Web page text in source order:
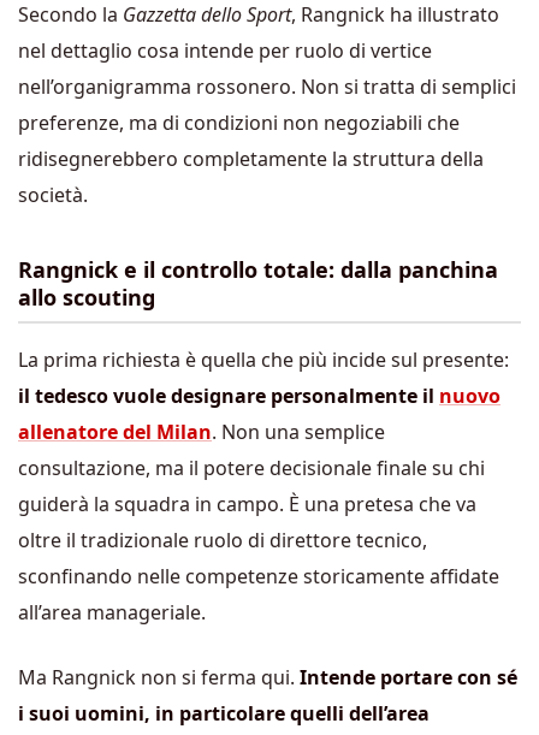
Secondo la Gazzetta dello Sport, Rangnick ha illustrato
nel dettaglio cosa intende per ruolo di vertice
nell’organigramma rossonero. Non si tratta di semplici
preferenze, ma di condizioni non negoziabili che
ridisegnerebbero completamente la struttura della
società.
Rangnick e il controllo totale: dalla panchina
allo scouting
La prima richiesta è quella che più incide sul presente:
il tedesco vuole designare personalmente il nuovo
allenatore del Milan. Non una semplice
consultazione, ma il potere decisionale finale su chi
guiderà la squadra in campo. È una pretesa che va
oltre il tradizionale ruolo di direttore tecnico,
sconfinando nelle competenze storicamente affidate
all’area manageriale.
Ma Rangnick non si ferma qui. Intende portare con sé
i suoi uomini, in particolare quelli dell’area